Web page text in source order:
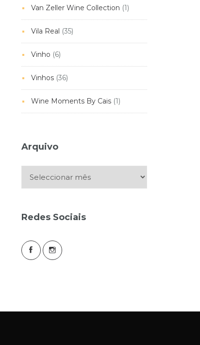
Van Zeller Wine Collection (1)
Vila Real (35)
Vinho (6)
Vinhos(36)
Wine Moments By Cais(1)
Arquivo
Redes Sociais